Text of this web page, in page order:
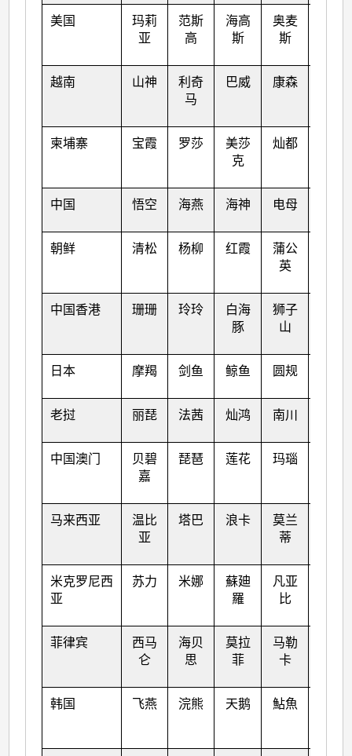
美国
玛莉
亚
范斯
高
海高
斯
奥麦
斯
越南 山神
利奇
马
巴威 康森
柬埔寨 宝霞 罗莎
美莎
克
灿都
中国 悟空 海燕 海神 电母
朝鲜 清松 杨柳 红霞
蒲公
英
中国香港 珊珊 玲玲
白海
豚
狮子
山
日本 摩羯 剑鱼 鲸鱼 圆规
老挝 丽琵 法茜 灿鸿 南川
中国澳门
贝碧
嘉
琵琶 莲花 玛瑙
马来西亚
温比
亚
塔巴 浪卡
莫兰
蒂
米克罗尼西
亚
苏力 米娜
蘇廸
羅
凡亚
比
菲律宾
西马
仑
海贝
思
莫拉
菲
马勒
卡
韩国 飞燕 浣熊 天鹅 鮎魚